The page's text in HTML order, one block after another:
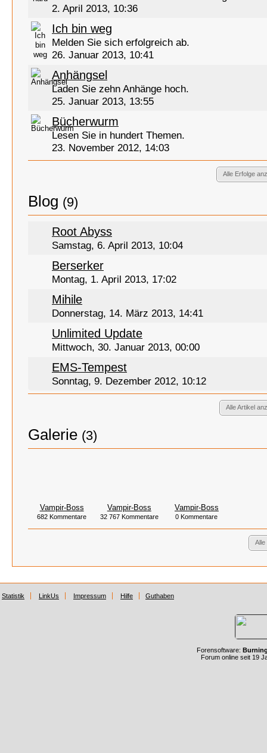
2. April 2013, 10:36
Ich bin weg
Melden Sie sich erfolgreich ab.
26. Januar 2013, 10:41
Anhängsel
Laden Sie zehn Anhänge hoch.
25. Januar 2013, 13:55
Bücherwurm
Lesen Sie in hundert Themen.
23. November 2012, 14:03
Alle Erfolge
Blog (9)
Root Abyss
Samstag, 6. April 2013, 10:04
Berserker
Montag, 1. April 2013, 17:02
Mihile
Donnerstag, 14. März 2013, 14:41
Unlimited Update
Mittwoch, 30. Januar 2013, 00:00
EMS-Tempest
Sonntag, 9. Dezember 2012, 10:12
Alle Artikel
Galerie (3)
Vampir-Boss
682 Kommentare
Vampir-Boss
32 767 Kommentare
Vampir-Boss
0 Kommentare
Alle
Statistik LinkUs Impressum Hilfe Guthaben
Forensoftware:
Forum online seit 19